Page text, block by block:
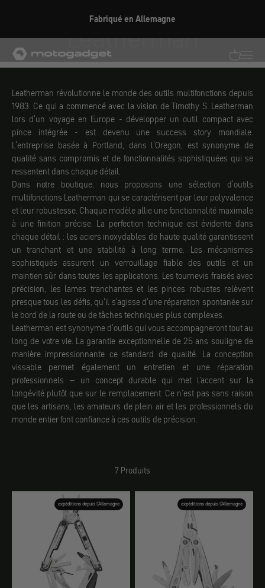
Fabriqué en Allemagne
motogadget GmbHLeatherman
Leatherman révolutionne le monde des outils multifonctions depuis
1983. Ce qui a commencé avec la vision de Timothy S. Leatherman
lors d'un voyage en Europe - développer un outil compact avec
pince intégrée - est devenu une success story mondiale.
L'entreprise basée à Portland, dans l'Oregon, est synonyme de
qualité sans compromis et de fonctionnalités sophistiquées qui se
ressentent dans chaque détail.
Dans notre boutique, nous proposons une sélection d'outils
multifonctions Leatherman qui se caractérisent par leur polyvalence
et leur robustesse. Chaque modèle allie une fonctionnalité maximale
à une finition précise. La perfection technique est évidente dans
chaque détail : les aciers inoxydables de haute qualité garantissent
un tranchant et une stabilité à long terme. Les mécanismes
sophistiqués assurent un verrouillage fiable des outils et un
maintien sûr dans toutes les applications. Les tournevis fraisés avec
précision, les lames tranchantes et les pinces robustes relèvent
presque tous les défis, qu'il s'agisse d'une réparation spontanée sur
le bord de la route ou de tâches techniques plus complexes.
Leatherman est synonyme d'outils qui vous accompagneront tout au
long de votre vie. La garantie exceptionnelle de 25 ans souligne de
manière impressionnante ce standard de qualité. La conception
vissable permet également un entretien et une réparation
professionnels – un concept durable qui met l’accent sur la
longévité plutôt que sur le remplacement. Ce n’est pas sans raison
que les artisans, les amateurs de plein air et les professionnels du
monde entier font confiance à ces outils de précision.
7 Produits
expéditions depuis l'Allemagne expéditions depuis l'Allemagne